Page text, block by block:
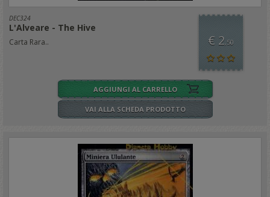
DEC324
L'Alveare - The Hive
Carta Rara.. € 2,50
AGGIUNGI AL CARRELLO
VAI ALLA SCHEDA PRODOTTO